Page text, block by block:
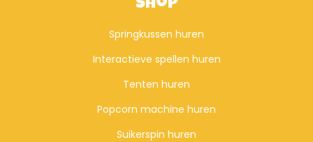
Shop
Springkussen huren
Interactieve spellen huren
Tenten huren
Popcorn machine huren
Suikerspin huren